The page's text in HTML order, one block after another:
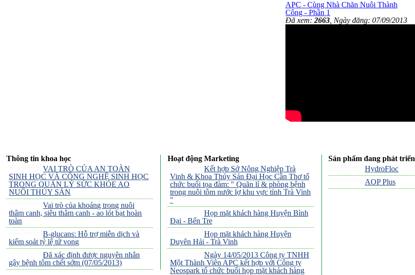
APC - Cùng Nhà Chăn Nuôi Thành
Công - Phần 1
Đã xem: 2663 , Ngày đăng: 07/09/2013
Thông tin khoa học
VAI TRÒ CỦA AN TOÀN
SINH HỌC VÀ CÔNG NGHỆ SINH HỌC
TRONG QUẢN LÝ SỨC KHỎE AO
NUÔI THỦY SẢN
Vai trò của khoáng trong nuôi
thâm canh, siêu thâm canh - ao lót bạt hoàn
toàn
B-glucans: Hỗ trợ miễn dịch và
kiểm soát tỷ lệ tử vong
Đã xác định được nguyên nhân
gây bệnh tôm chết sớm (07/05/2013)
Hoạt động Marketing
Kết hợp Sở Nông Nghiệp Trà
Vinh & Khoa Thủy Sản Đại Học Cần Thơ tổ
chức buổi tọa đàm: " Quãn lí & phòng bệnh
trong nuôi tôm nước lợ khu vực tỉnh Trà Vinh
"
Họp mặt khách hàng Huyện Bình
Đại - Bến Tre
Họp mặt khách hàng Huyện
Duyên Hải - Trà Vinh
Ngày 14/05/2013 Công ty TNHH
Một Thành Viên APC kết hợp với Công ty
Neospark tổ chức buổi họp mặt khách hàng
Sản phẩm đang phát triển
HydroFloc
AOP Plus